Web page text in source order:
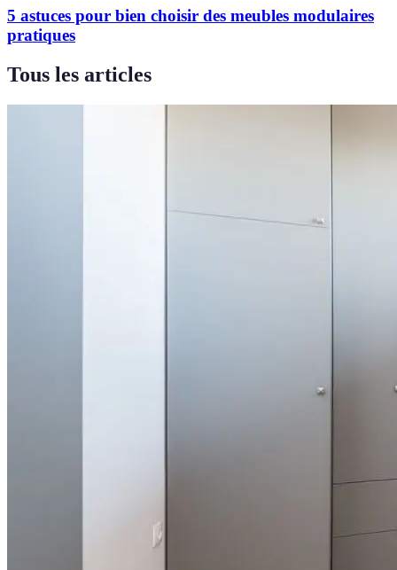
5 astuces pour bien choisir des meubles modulaires
pratiques
Tous les articles